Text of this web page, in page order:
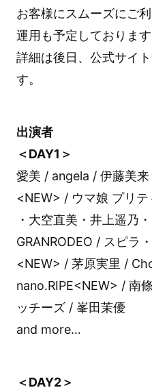
お客様にスムーズにご
運用も予定しております
詳細は後日、公式サイ
す。
出演者
＜DAY1＞
愛美 / angela / 伊藤美
<NEW> / ウマ娘 プリ
・大空直美・井上遥乃
GRANRODEO / スピラ
<NEW> / 茅原実里 /
nano.RIPE<NEW> / 南
ッチーズ / 峯田茉優
and more…
＜DAY2＞